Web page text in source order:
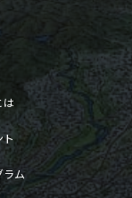
は
ラム